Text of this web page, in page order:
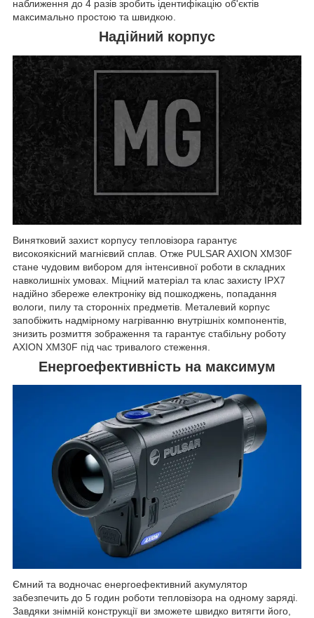
наближення до 4 разів зробить ідентифікацію об'єктів
максимально простою та швидкою.
Надійний корпус
Винятковий захист корпусу тепловізора гарантує
високоякісний магнієвий сплав. Отже PULSAR AXION XM30F
стане чудовим вибором для інтенсивної роботи в складних
навколишніх умовах. Міцний матеріал та клас захисту IPX7
надійно збереже електроніку від пошкоджень, попадання
вологи, пилу та сторонніх предметів. Металевий корпус
запобіжить надмірному нагріванню внутрішніх компонентів,
знизить розмиття зображення та гарантує стабільну роботу
AXION XM30F під час тривалого стеження.
Енергоефективність на максимум
Ємний та водночас енергоефективний акумулятор
забезпечить до 5 годин роботи тепловізора на одному заряді.
Завдяки знімній конструкції ви зможете швидко витягти його,